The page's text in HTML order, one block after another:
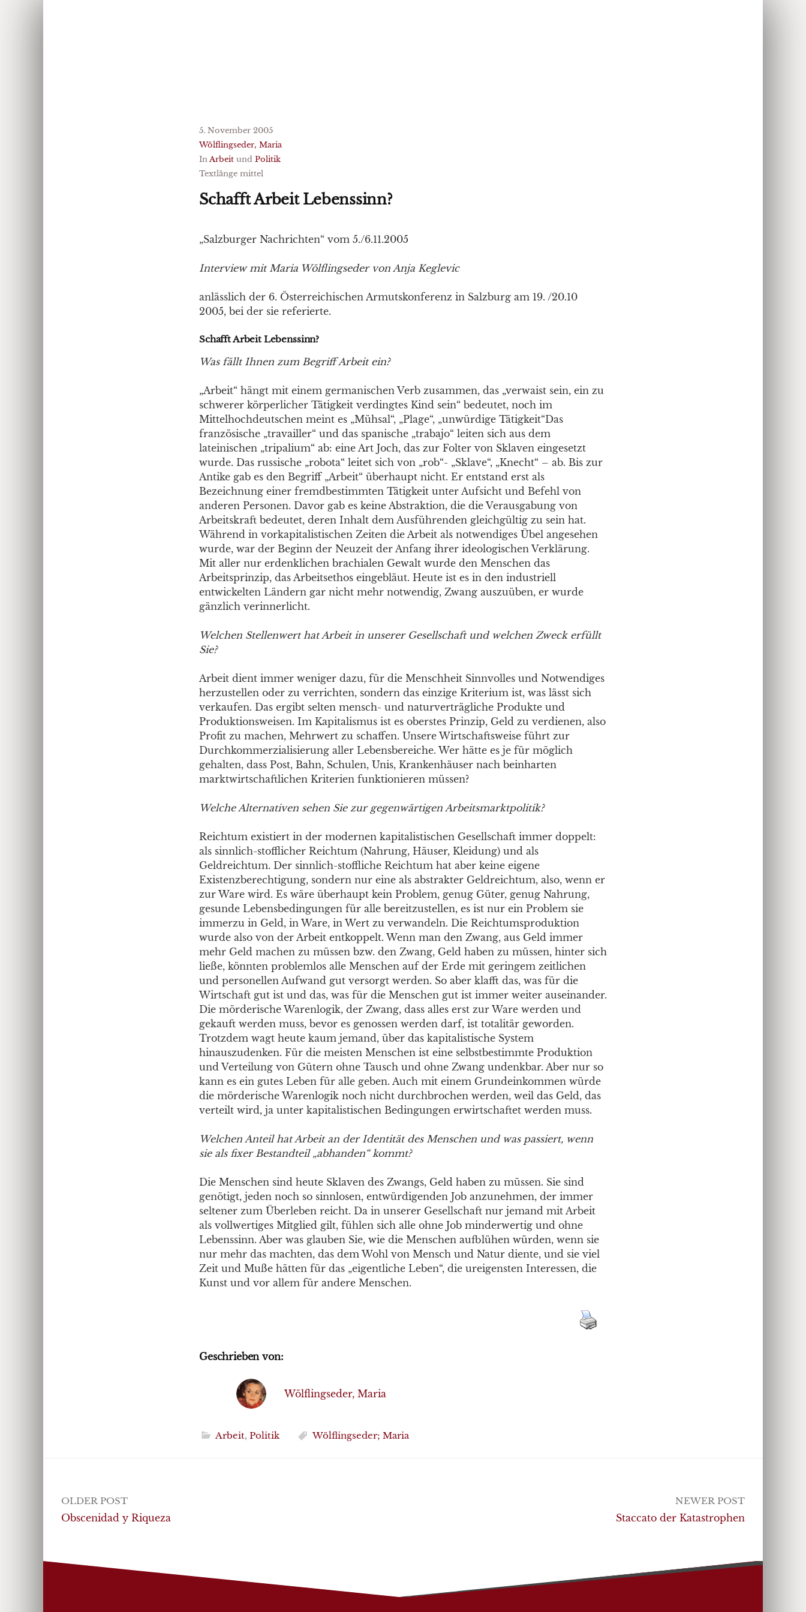
5. November 2005
Wölflingseder, Maria
In Arbeit und Politik
Textlänge mittel
Schafft Arbeit Lebenssinn?
„Salzburger Nachrichten“ vom 5./6.11.2005
Interview mit Maria Wölflingseder von Anja Keglevic
anlässlich der 6. Österreichischen Armutskonferenz in Salzburg am 19. /20.10
2005, bei der sie referierte.
Schafft Arbeit Lebenssinn?
Was fällt Ihnen zum Begriff Arbeit ein?
„Arbeit“ hängt mit einem germanischen Verb zusammen, das „verwaist sein, ein zu
schwerer körperlicher Tätigkeit verdingtes Kind sein“ bedeutet, noch im
Mittelhochdeutschen meint es „Mühsal“, „Plage“, „unwürdige Tätigkeit“Das
französische „travailler“ und das spanische „trabajo“ leiten sich aus dem
lateinischen „tripalium“ ab: eine Art Joch, das zur Folter von Sklaven eingesetzt
wurde. Das russische „robota“ leitet sich von „rob“- „Sklave“, „Knecht“ – ab. Bis zur
Antike gab es den Begriff „Arbeit“ überhaupt nicht. Er entstand erst als
Bezeichnung einer fremdbestimmten Tätigkeit unter Aufsicht und Befehl von
anderen Personen. Davor gab es keine Abstraktion, die die Verausgabung von
Arbeitskraft bedeutet, deren Inhalt dem Ausführenden gleichgültig zu sein hat.
Während in vorkapitalistischen Zeiten die Arbeit als notwendiges Übel angesehen
wurde, war der Beginn der Neuzeit der Anfang ihrer ideologischen Verklärung.
Mit aller nur erdenklichen brachialen Gewalt wurde den Menschen das
Arbeitsprinzip, das Arbeitsethos eingebläut. Heute ist es in den industriell
entwickelten Ländern gar nicht mehr notwendig, Zwang auszuüben, er wurde
gänzlich verinnerlicht.
Welchen Stellenwert hat Arbeit in unserer Gesellschaft und welchen Zweck erfüllt
Sie?
Arbeit dient immer weniger dazu, für die Menschheit Sinnvolles und Notwendiges
herzustellen oder zu verrichten, sondern das einzige Kriterium ist, was lässt sich
verkaufen. Das ergibt selten mensch- und naturverträgliche Produkte und
Produktionsweisen. Im Kapitalismus ist es oberstes Prinzip, Geld zu verdienen, also
Profit zu machen, Mehrwert zu schaffen. Unsere Wirtschaftsweise führt zur
Durchkommerzialisierung aller Lebensbereiche. Wer hätte es je für möglich
gehalten, dass Post, Bahn, Schulen, Unis, Krankenhäuser nach beinharten
marktwirtschaftlichen Kriterien funktionieren müssen?
Welche Alternativen sehen Sie zur gegenwärtigen Arbeitsmarktpolitik?
Reichtum existiert in der modernen kapitalistischen Gesellschaft immer doppelt:
als sinnlich-stofflicher Reichtum (Nahrung, Häuser, Kleidung) und als
Geldreichtum. Der sinnlich-stoffliche Reichtum hat aber keine eigene
Existenzberechtigung, sondern nur eine als abstrakter Geldreichtum, also, wenn er
zur Ware wird. Es wäre überhaupt kein Problem, genug Güter, genug Nahrung,
gesunde Lebensbedingungen für alle bereitzustellen, es ist nur ein Problem sie
immerzu in Geld, in Ware, in Wert zu verwandeln. Die Reichtumsproduktion
wurde also von der Arbeit entkoppelt. Wenn man den Zwang, aus Geld immer
mehr Geld machen zu müssen bzw. den Zwang, Geld haben zu müssen, hinter sich
ließe, könnten problemlos alle Menschen auf der Erde mit geringem zeitlichen
und personellen Aufwand gut versorgt werden. So aber klafft das, was für die
Wirtschaft gut ist und das, was für die Menschen gut ist immer weiter auseinander.
Die mörderische Warenlogik, der Zwang, dass alles erst zur Ware werden und
gekauft werden muss, bevor es genossen werden darf, ist totalitär geworden.
Trotzdem wagt heute kaum jemand, über das kapitalistische System
hinauszudenken. Für die meisten Menschen ist eine selbstbestimmte Produktion
und Verteilung von Gütern ohne Tausch und ohne Zwang undenkbar. Aber nur so
kann es ein gutes Leben für alle geben. Auch mit einem Grundeinkommen würde
die mörderische Warenlogik noch nicht durchbrochen werden, weil das Geld, das
verteilt wird, ja unter kapitalistischen Bedingungen erwirtschaftet werden muss.
Welchen Anteil hat Arbeit an der Identität des Menschen und was passiert, wenn
sie als fixer Bestandteil „abhanden“ kommt?
Die Menschen sind heute Sklaven des Zwangs, Geld haben zu müssen. Sie sind
genötigt, jeden noch so sinnlosen, entwürdigenden Job anzunehmen, der immer
seltener zum Überleben reicht. Da in unserer Gesellschaft nur jemand mit Arbeit
als vollwertiges Mitglied gilt, fühlen sich alle ohne Job minderwertig und ohne
Lebenssinn. Aber was glauben Sie, wie die Menschen aufblühen würden, wenn sie
nur mehr das machten, das dem Wohl von Mensch und Natur diente, und sie viel
Zeit und Muße hätten für das „eigentliche Leben“, die ureigensten Interessen, die
Kunst und vor allem für andere Menschen.
Geschrieben von:
Wölflingseder, Maria
Arbeit, Politik Wölflingseder; Maria
Post
navigation
OLDER POST
Obscenidad y Riqueza
NEWER POST
Staccato der Katastrophen